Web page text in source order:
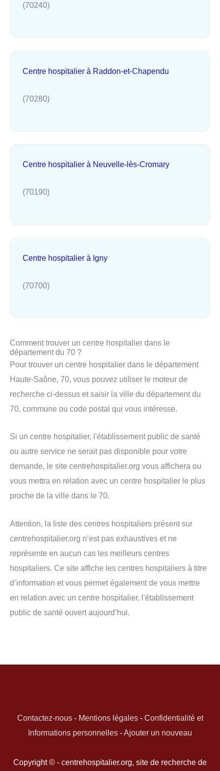
(70240)
Centre hospitalier à Raddon-et-Chapendu
(70280)
Centre hospitalier à Neuvelle-lès-Cromary
(70190)
Centre hospitalier à Igny
(70700)
Comment trouver un centre hospitalier dans le
département du 70 ?
Pour trouver un centre hospitalier dans le département
Haute-Saône, 70, vous pouvez utiliser le moteur de
recherche ci-dessus et saisir la ville du département du
70, commune ou code postal qui vous intéresse.
Si un centre hospitalier, l'établissement public de santé
ou autre service ne serait pas disponible pour votre
demande, le site centrehospitalier.org vous affichera ou
vous mettra en relation avec un centre hospitalier le plus
proche de la ville dans le 70.
Attention, la liste des centres hospitaliers présent sur
centrehospitalier.org n’est pas exhaustives et ne
représente en aucun cas les meilleurs centres
hospitaliers. Ce site affiche les centres hospitaliers à titre
d’information et vous permet également de vous mettre
en relation avec un centre hospitalier, l'établissement
public de santé ouvert aujourd’hui.
Contactez-nous- Mentions légales- Confidentialité et
Informations personnelles -Ajouter un nouveau
Copyright © - centrehospitalier.org, site de recherche de